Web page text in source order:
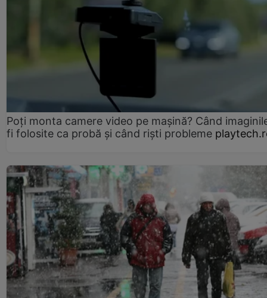
Poți monta camere video pe mașină? Când
fi folosite ca probă și când riști probleme